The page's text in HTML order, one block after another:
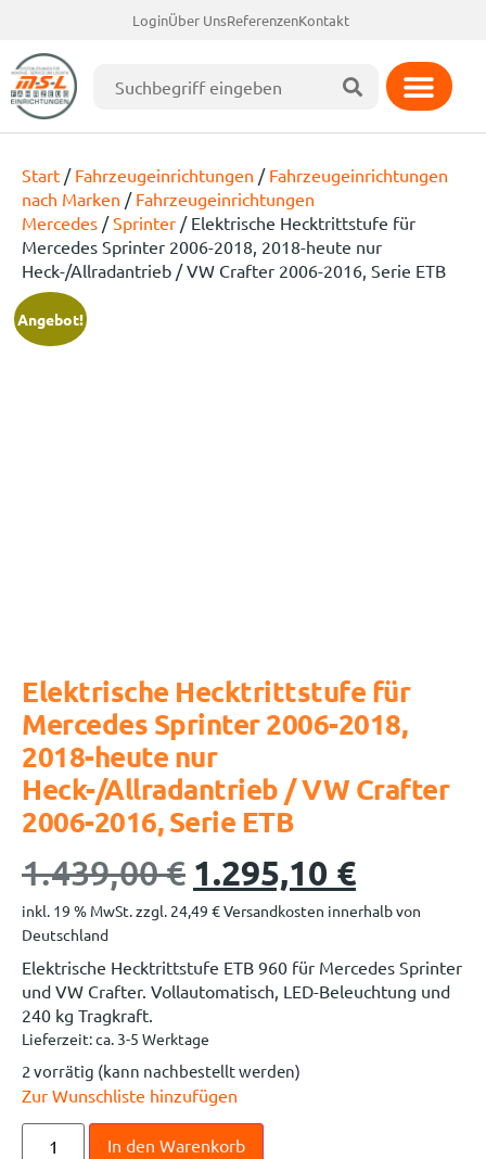
LoginÜber UnsReferenzenKontakt
Start / Fahrzeugeinrichtungen / Fahrzeugeinrichtungen
nach Marken / Fahrzeugeinrichtungen
Mercedes /Sprinter / Elektrische Hecktrittstufe für
Mercedes Sprinter 2006-2018, 2018-heute nur
Heck-/Allradantrieb / VW Crafter 2006-2016, Serie ETB
Angebot!
Elektrische Hecktrittstufe für
Mercedes Sprinter 2006-2018,
2018-heute nur
Heck-/Allradantrieb / VW Crafter
2006-2016, Serie ETB
1.439,00€ 1.295,10 €
inkl. 19 % MwSt.zzgl. 24,49 €Versandkosten innerhalb von
Deutschland
Elektrische Hecktrittstufe ETB 960 für Mercedes Sprinter
und VW Crafter. Vollautomatisch, LED-Beleuchtung und
240 kg Tragkraft.
Lieferzeit:ca. 3-5 Werktage
2 vorrätig (kann nachbestellt werden)
Zur Wunschliste hinzufügen
In den Warenkorb